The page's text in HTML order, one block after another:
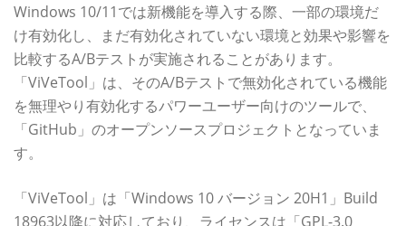
Windows 10/11では新機能を導入する際、一部の環境だ
け有効化し、まだ有効化されていない環境と効果や影響を
比較するA/Bテストが実施されることがあります。
「ViVeTool」は、そのA/Bテストで無効化されている機能
を無理やり有効化するパワーユーザー向けのツールで、
「GitHub」のオープンソースプロジェクトとなっていま
す。
「ViVeTool」は「Windows 10 バージョン 20H1」Build
18963以降に対応しており、ライセンスは「GPL-3.0